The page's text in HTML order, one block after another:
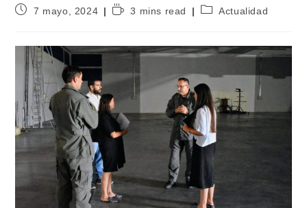
7 mayo, 2024 3 mins read Actualidad